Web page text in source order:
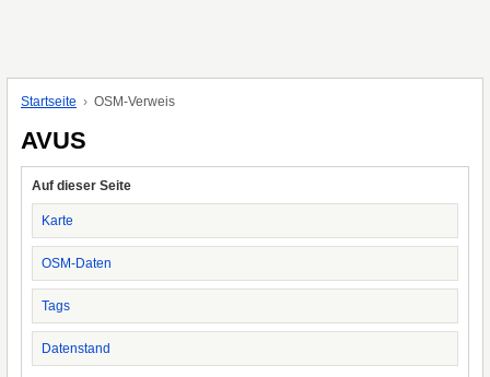
Startseite OSM-Verweis
AVUS
Auf dieser Seite
Karte
OSM-Daten
Tags
Datenstand